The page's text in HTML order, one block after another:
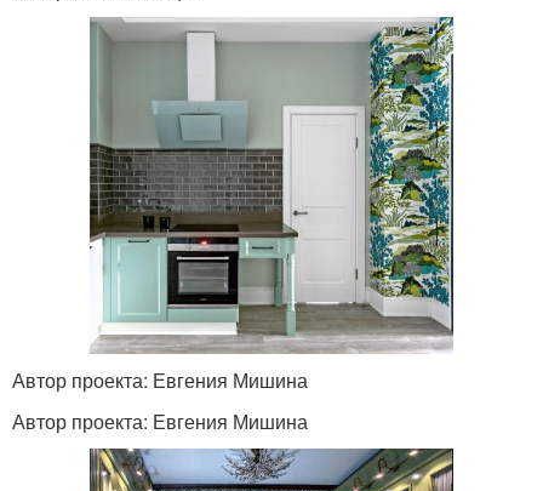
Автор проекта: Евгения Мишина
Автор проекта: Евгения Мишина